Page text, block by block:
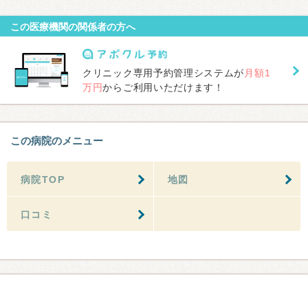
この医療機関の関係者の方へ
クリニック専用予約管理システムが 月額1
万円からご利用いただけます！
この病院のメニュー
病院TOP 地図
口コミ